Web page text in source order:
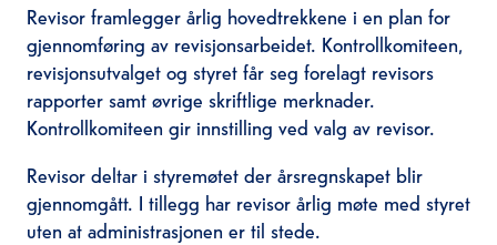
Revisor framlegger årlig hovedtrekkene i en plan for
gjennomføring av revisjonsarbeidet. Kontrollkomiteen,
revisjonsutvalget og styret får seg forelagt revisors
rapporter samt øvrige skriftlige merknader.
Kontrollkomiteen gir innstilling ved valg av revisor.
Revisor deltar i styremøtet der årsregnskapet blir
gjennomgått. I tillegg har revisor årlig møte med styret
uten at administrasjonen er til stede.